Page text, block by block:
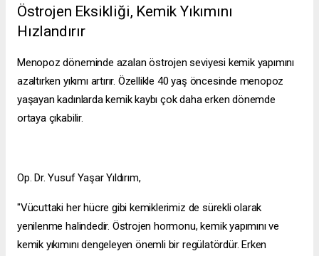
Östrojen Eksikliği, Kemik Yıkımını
Hızlandırır
Menopoz döneminde azalan östrojen seviyesi kemik yapımını
azaltırken yıkımı artırır. Özellikle 40 yaş öncesinde menopoz
yaşayan kadınlarda kemik kaybı çok daha erken dönemde
ortaya çıkabilir.
Op. Dr. Yusuf Yaşar Yıldırım,
"Vücuttaki her hücre gibi kemiklerimiz de sürekli olarak
yenilenme halindedir. Östrojen hormonu, kemik yapımını ve
kemik yıkımını dengeleyen önemli bir regülatördür. Erken